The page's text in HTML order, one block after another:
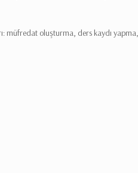
oluşturma, ders kaydı